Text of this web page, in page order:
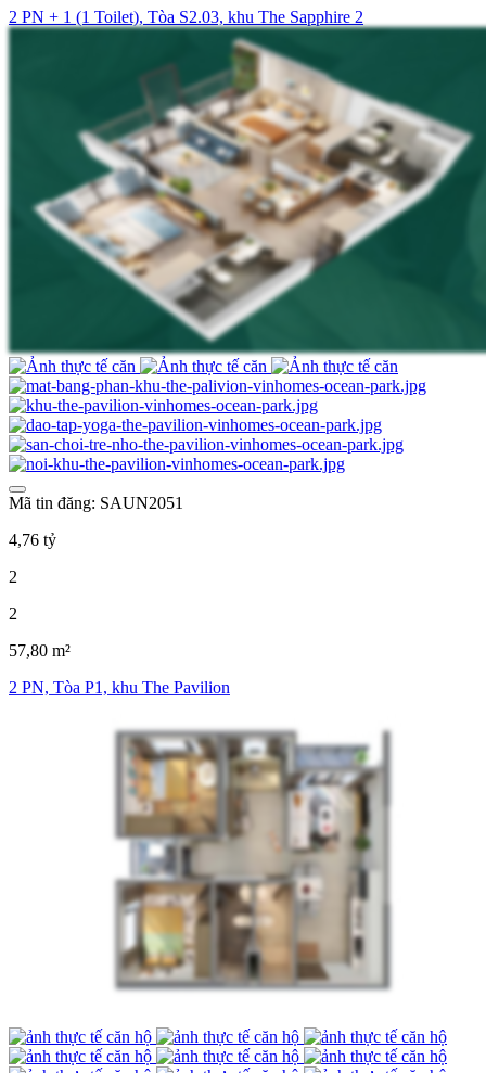
2 PN + 1 (1 Toilet), Tòa S2.03, khu The Sapphire 2
Mã tin đăng: SAUN2051
4,76 tỷ
2
2
57,80 m²
2 PN, Tòa P1, khu The Pavilion